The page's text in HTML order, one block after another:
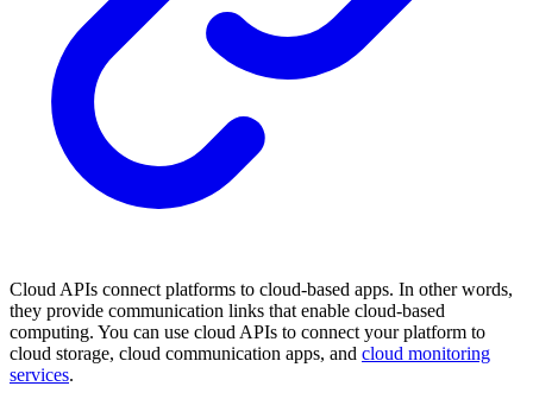
Cloud APIs connect platforms to cloud-based apps. In other words,
they provide communication links that enable cloud-based
computing. You can use cloud APIs to connect your platform to
cloud storage, cloud communication apps, and cloud monitoring
services.